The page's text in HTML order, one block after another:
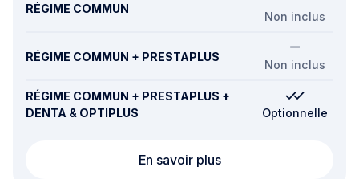
RÉGIME COMMUN
Non inclus
RÉGIME COMMUN + PRESTAPLUS
Non inclus
RÉGIME COMMUN + PRESTAPLUS +
DENTA & OPTIPLUS
Optionnelle
En savoir plusAides visuelles